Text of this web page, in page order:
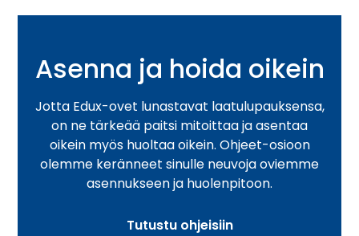
Asenna ja hoida oikein
Jotta Edux-ovet lunastavat laatulupauksensa,
on ne tärkeää paitsi mitoittaa ja asentaa
oikein myös huoltaa oikein. Ohjeet-osioon
olemme keränneet sinulle neuvoja oviemme
asennukseen ja huolenpitoon.
Tutustu ohjeisiin